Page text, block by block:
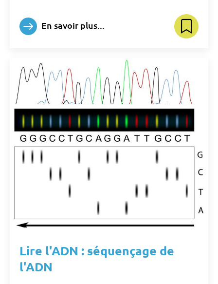
En savoir plus...
Lire l'ADN : séquençage de
l'ADN